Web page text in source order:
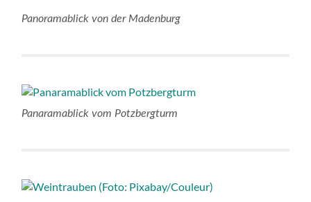
Panoramablick von der Madenburg
Panaramablick vom Potzbergturm